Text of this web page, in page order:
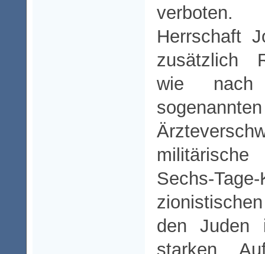
Herrschaft
zusätzlich
wie nach
sogenannten
Sechs-
den Juden
starken